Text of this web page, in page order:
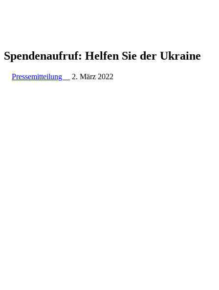
Spen­den­auf­ruf: Helfen Sie der Ukraine
Pressemitteilung 2. März 2022